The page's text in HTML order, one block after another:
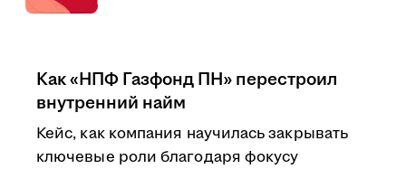
Как «НПФ Газфонд ПН» перестроил
внутренний найм
Кейс, как компания научилась закрывать
ключевые роли благодаря фокусу